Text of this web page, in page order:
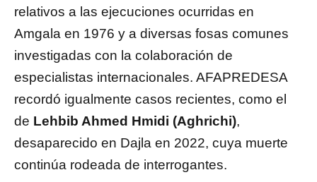
relativos a las ejecuciones ocurridas en
Amgala en 1976 y a diversas fosas comunes
investigadas con la colaboración de
especialistas internacionales. AFAPREDESA
recordó igualmente casos recientes, como el
de Lehbib Ahmed Hmidi (Aghrichi),
desaparecido en Dajla en 2022, cuya muerte
continúa rodeada de interrogantes.